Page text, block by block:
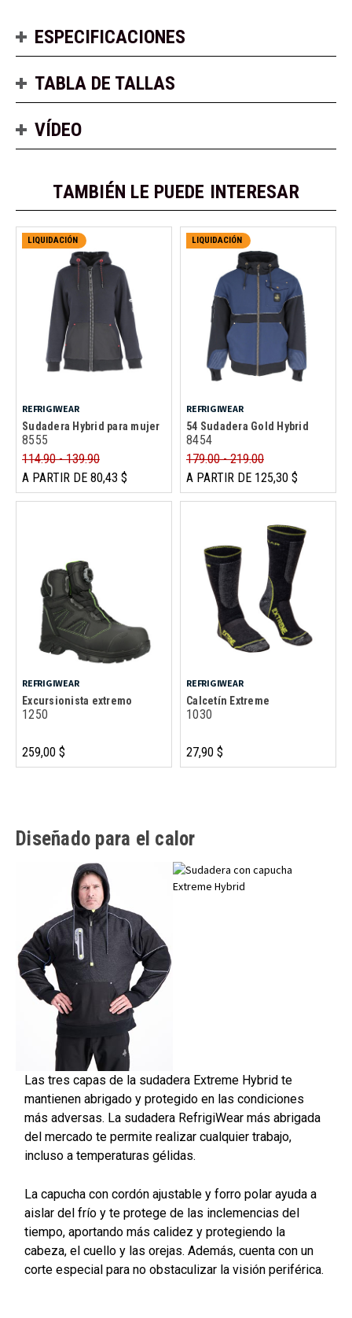
ESPECIFICACIONES
TABLA DE TALLAS
VÍDEO
TAMBIÉN LE PUEDE INTERESAR
LIQUIDACIÓN
REFRIGIWEAR
Sudadera Hybrid para mujer
8555
114.90 - 139.90
A PARTIR DE 80,43 $
LIQUIDACIÓN
REFRIGIWEAR
54 Sudadera Gold Hybrid
8454
179.00 - 219.00
A PARTIR DE 125,30 $
REFRIGIWEAR
Excursionista extremo
1250
259,00 $
REFRIGIWEAR
Calcetín Extreme
1030
27,90 $
Diseñado para el calor
Las tres capas de la sudadera Extreme Hybrid te
mantienen abrigado y protegido en las condiciones
más adversas. La sudadera RefrigiWear más abrigada
del mercado te permite realizar cualquier trabajo,
incluso a temperaturas gélidas.
La capucha con cordón ajustable y forro polar ayuda a
aislar del frío y te protege de las inclemencias del
tiempo, aportando más calidez y protegiendo la
cabeza, el cuello y las orejas. Además, cuenta con un
corte especial para no obstaculizar la visión periférica.